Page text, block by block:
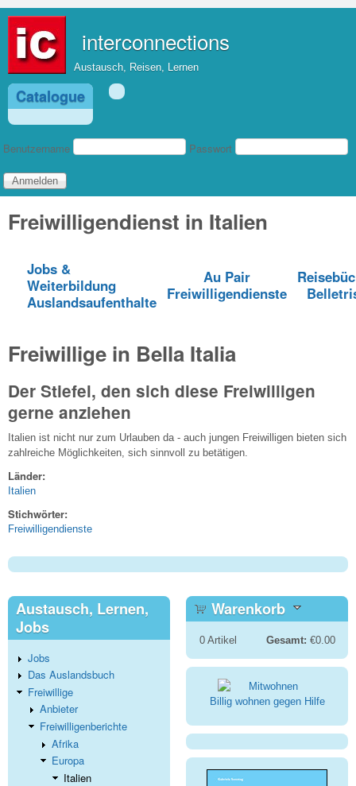
interconnections
Austausch, Reisen, Lernen
Catalogue
Benutzeranmeldung
Benutzername Passwort
Freiwilligendienst in Italien
Jobs &
Weiterbildung
Auslandsaufenthalte
Au Pair
Freiwilligendienste
Freiwillige in Bella Italia
Der Stiefel, den sich diese Freiwilligen
gerne anziehen
Italien ist nicht nur zum Urlauben da - auch jungen Freiwilligen bieten sich
zahlreiche Möglichkeiten, sich sinnvoll zu betätigen.
Länder:
Italien
Stichwörter:
Freiwilligendienste
Austausch, Lernen,
Jobs
Jobs
Das Auslandsbuch
Freiwillige
Anbieter
Freiwilligenberichte
Afrika
Europa
Italien
Warenkorb
0Artikel Gesamt: €0.00
Billig wohnen gegen Hilfe